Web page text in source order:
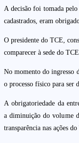
A decisão foi tomada
cadastrados, eram
O presidente do TCE,
comparecer à sede do
No momento do ingresso
o processo físico para ser
A obrigatoriedade da
a diminuição do volume
transparência nas ações